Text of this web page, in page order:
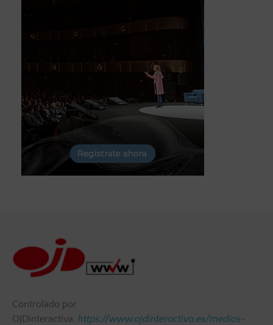
Controlado por
OJDinteractiva: https://www.ojdinteractiva.es/medios-